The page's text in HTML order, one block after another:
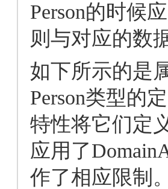
Person的时候
则与对应的数
如下所示的是
Person类型的
特性将它们定
应用了
作了相应限制